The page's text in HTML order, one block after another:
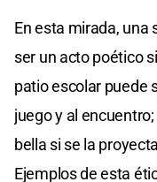
En esta mirada, una
ser un acto poético
patio escolar puede
juego y al
bella si se la
Ejemplos de esta